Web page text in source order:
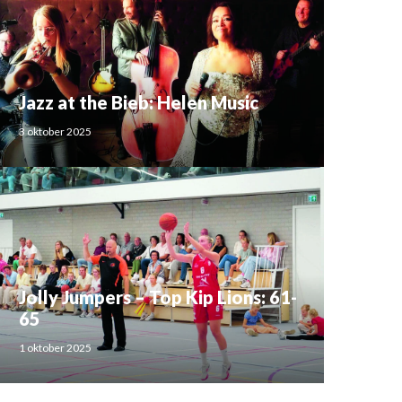
Jazz at the Bieb: Helen Music
3 oktober 2025
Jolly Jumpers – Top Kip Lions: 61-
65
1 oktober 2025